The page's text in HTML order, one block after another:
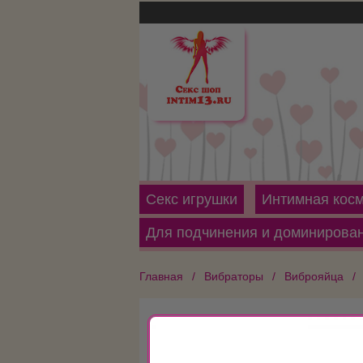
Секс игрушки Интимная
Для подчинения и
Главная / Вибраторы / Виброяйца /